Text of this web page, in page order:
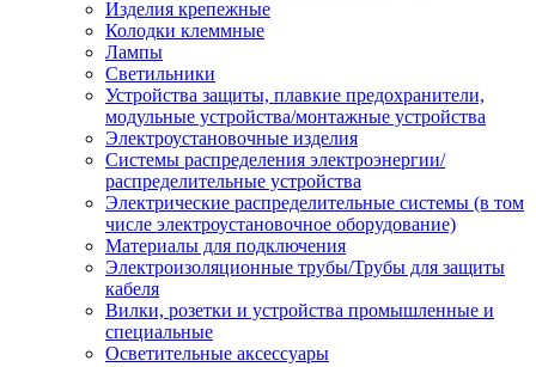
Изделия крепежные
Колодки клеммные
Лампы
Светильники
Устройства защиты, плавкие предохранители,
модульные устройства/монтажные устройства
Электроустановочные изделия
Системы распределения электроэнергии/
распределительные устройства
Электрические распределительные системы (в том
числе электроустановочное оборудование)
Материалы для подключения
Электроизоляционные трубы/Трубы для защиты
кабеля
Вилки, розетки и устройства промышленные и
специальные
Осветительные аксессуары